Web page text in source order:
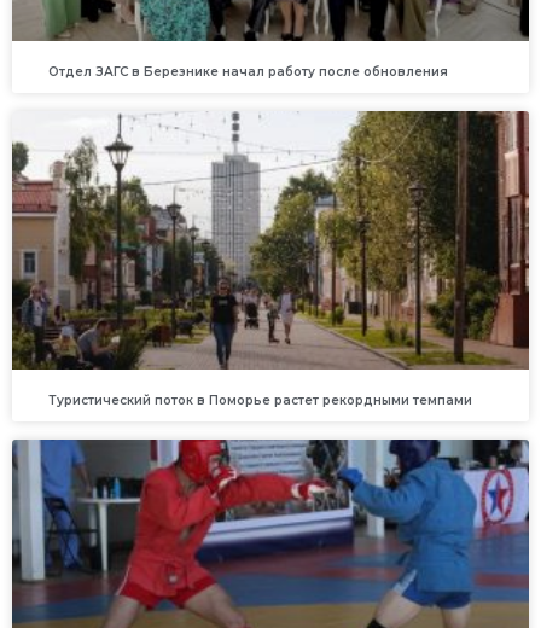
Отдел ЗАГС в Березнике начал работу после обновления
Туристический поток в Поморье растет рекордными темпами